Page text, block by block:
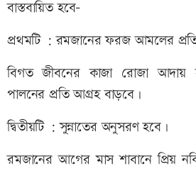
বাস্তবায়িত হবে-
প্রথমটি : রমজানের ফরজ আমলের
বিগত জীবনের কাজা রোজা আদায়
পালনের প্রতি আগ্রহ বাড়বে।
দ্বিতীয়টি : সুন্নাতের অনুসরণ হবে।
রমজানের আগের মাস শাবানে প্রিয়